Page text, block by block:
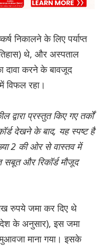
निकालने के लिए पर्याप्त
थे, और अस्पताल
दावा करने के बावजूद
विफल रहा।
द्वारा प्रस्तुत किए गए तर्कों
देखने के बाद, यह स्पष्ट है
2 की ओर से वास्तव में
सबूत और रिकॉर्ड मौजूद
रुपये जमा कर दिए थे
के अनुसार), इस जमा
मुआवजा माना गया। इसके